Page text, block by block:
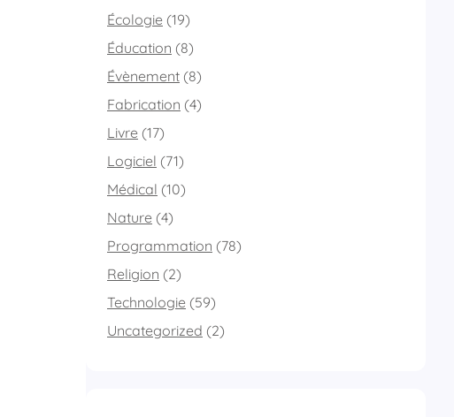
Écologie (19)
Éducation (8)
Évènement (8)
Fabrication (4)
Livre (17)
Logiciel (71)
Médical (10)
Nature (4)
Programmation (78)
Religion (2)
Technologie (59)
Uncategorized (2)